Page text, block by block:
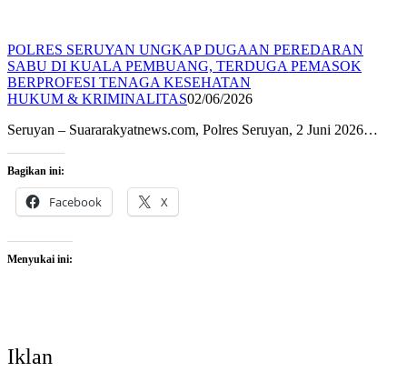
POLRES SERUYAN UNGKAP DUGAAN PEREDARAN
SABU DI KUALA PEMBUANG, TERDUGA PEMASOK
BERPROFESI TENAGA KESEHATAN
HUKUM & KRIMINALITAS02/06/2026
Seruyan – Suararakyatnews.com, Polres Seruyan, 2 Juni 2026…
Bagikan ini:
Facebook X
Menyukai ini:
Iklan